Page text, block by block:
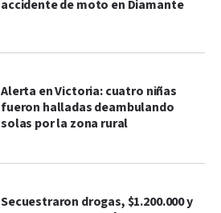
accidente de moto en Diamante
Alerta en Victoria: cuatro niñas
fueron halladas deambulando
solas por la zona rural
Secuestraron drogas, $1.200.000 y